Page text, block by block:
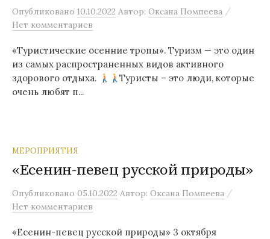
Опубликовано 10.10.2022 Автор: Оксана Помпеева /
Нет комментариев
«Туристические осенние тропы». Туризм — это один
из самых распространенных видов активного
здорового отдыха.
‍Туристы – это люди, которые
очень любят п...
МЕРОПРИЯТИЯ
«Есенин-певец русской природы»
Опубликовано 05.10.2022 Автор: Оксана Помпеева /
Нет комментариев
«Есенин-певец русской природы» 3 октября